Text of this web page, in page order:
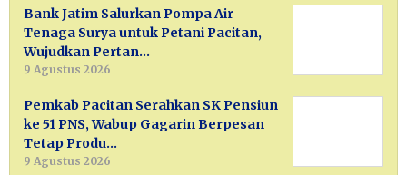
Bank Jatim Salurkan Pompa Air
Tenaga Surya untuk Petani Pacitan,
Wujudkan Pertan…
9 Agustus 2026
Pemkab Pacitan Serahkan SK Pensiun
ke 51 PNS, Wabup Gagarin Berpesan
Tetap Produ…
9 Agustus 2026